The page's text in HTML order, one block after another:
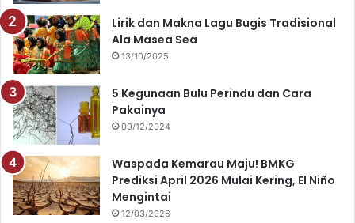
o
e
m
Lirik dan Makna Lagu Bugis Tradisional
Ala Masea Sea
13/10/2025
5 Kegunaan Bulu Perindu dan Cara
Pakainya
09/12/2024
Waspada Kemarau Maju! BMKG
Prediksi April 2026 Mulai Kering, El Niño
Mengintai
12/03/2026